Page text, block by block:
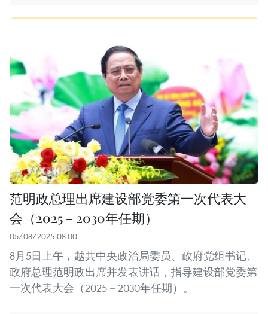
范明政总理出席建设部党委第一次代表大
会（2025－2030年任期）
05/08/2025 08:00
8月5日上午，越共中央政治局委员、政府党组书记、
政府总理范明政出席并发表讲话，指导建设部党委第
一次代表大会（2025－2030年任期）。